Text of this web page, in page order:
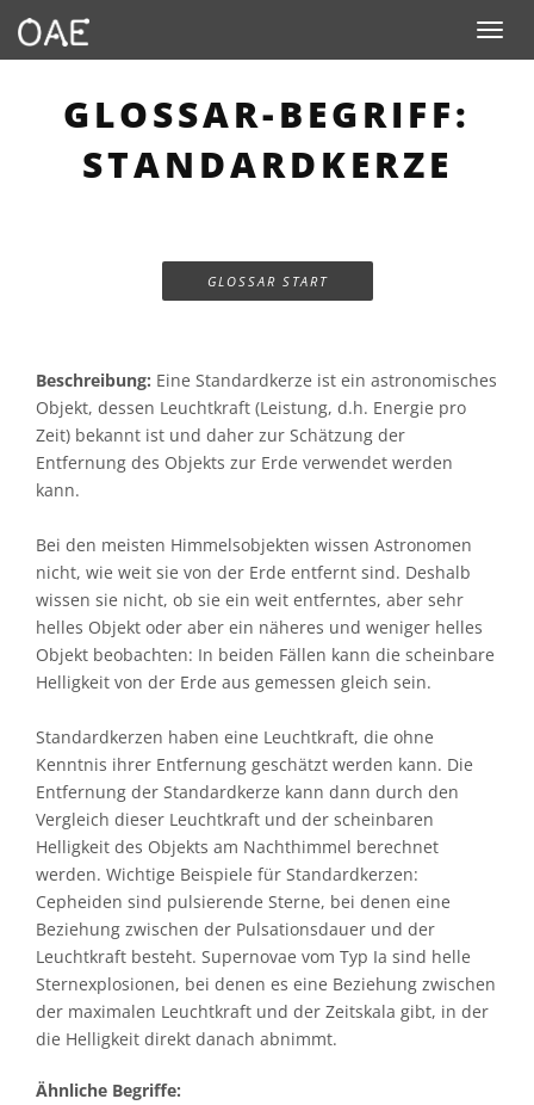
Toggle
GLOSSAR-BEGRIFF:
STANDARDKERZE
GLOSSAR START
Beschreibung: Eine Standardkerze ist ein astronomisches
Objekt, dessen Leuchtkraft (Leistung, d.h. Energie pro
Zeit) bekannt ist und daher zur Schätzung der
Entfernung des Objekts zur Erde verwendet werden
kann.
Bei den meisten Himmelsobjekten wissen Astronomen
nicht, wie weit sie von der Erde entfernt sind. Deshalb
wissen sie nicht, ob sie ein weit entferntes, aber sehr
helles Objekt oder aber ein näheres und weniger helles
Objekt beobachten: In beiden Fällen kann die scheinbare
Helligkeit von der Erde aus gemessen gleich sein.
Standardkerzen haben eine Leuchtkraft, die ohne
Kenntnis ihrer Entfernung geschätzt werden kann. Die
Entfernung der Standardkerze kann dann durch den
Vergleich dieser Leuchtkraft und der scheinbaren
Helligkeit des Objekts am Nachthimmel berechnet
werden. Wichtige Beispiele für Standardkerzen:
Cepheiden sind pulsierende Sterne, bei denen eine
Beziehung zwischen der Pulsationsdauer und der
Leuchtkraft besteht. Supernovae vom Typ Ia sind helle
Sternexplosionen, bei denen es eine Beziehung zwischen
der maximalen Leuchtkraft und der Zeitskala gibt, in der
die Helligkeit direkt danach abnimmt.
Ähnliche Begriffe: